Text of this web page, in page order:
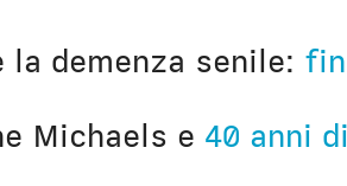
la demenza senile:
Michaels e 40 anni